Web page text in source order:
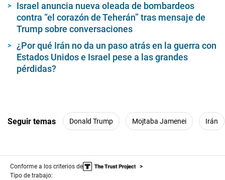
Israel anuncia nueva oleada de bombardeos
contra “el corazón de Teherán” tras mensaje de
Trump sobre conversaciones
¿Por qué Irán no da un paso atrás en la guerra con
Estados Unidos e Israel pese a las grandes
pérdidas?
Seguir temas Donald Trump Mojtaba Jamenei Irán
Conforme a los criterios de
Tipo de trabajo: